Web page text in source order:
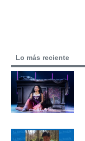
Lo más reciente